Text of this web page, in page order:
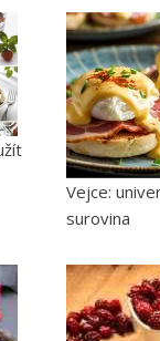
Vejce:
surovina